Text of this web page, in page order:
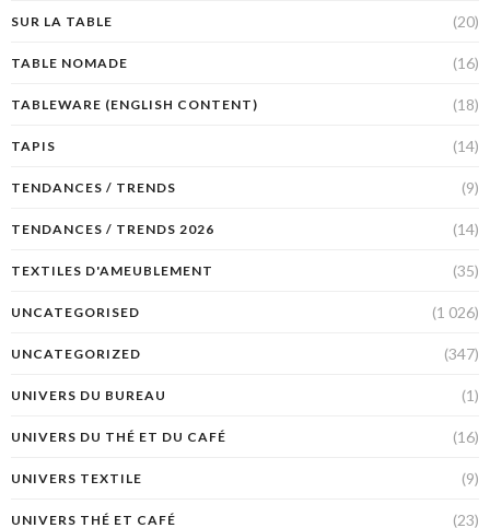
SUR LA TABLE (20)
TABLE NOMADE (16)
TABLEWARE (ENGLISH CONTENT) (18)
TAPIS (14)
TENDANCES / TRENDS (9)
TENDANCES / TRENDS 2026 (14)
TEXTILES D'AMEUBLEMENT (35)
UNCATEGORISED (1 026)
UNCATEGORIZED (347)
UNIVERS DU BUREAU (1)
UNIVERS DU THÉ ET DU CAFÉ (16)
UNIVERS TEXTILE (9)
UNIVERS THÉ ET CAFÉ (23)